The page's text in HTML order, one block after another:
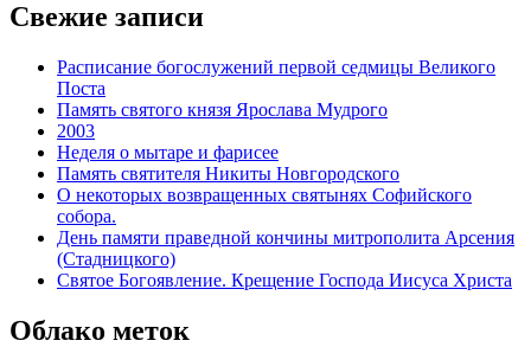
Свежие записи
Расписание богослужений первой седмицы Великого
Поста
Память святого князя Ярослава Мудрого
2003
Неделя о мытаре и фарисее
Память святителя Никиты Новгородского
О некоторых возвращенных святынях Софийского
собора.
День памяти праведной кончины митрополита Арсения
(Стадницкого)
Святое Богоявление. Крещение Господа Иисуса Христа
Облако меток